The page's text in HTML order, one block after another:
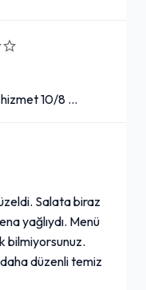
10/8 …
Salata biraz
yağlıydı. Menü
bilmiyorsunuz.
düzenli temiz